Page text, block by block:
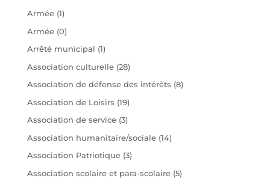
Armée(1)
Armée(0)
Arrêté municipal (1)
Association culturelle(28)
Association de défense des intérêts (8)
Association de Loisirs (19)
Association de service(3)
Association humanitaire/sociale(14)
Association Patriotique(3)
Association scolaire et para-scolaire(5)